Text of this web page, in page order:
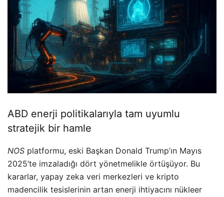
ABD enerji politikalarıyla tam uyumlu
stratejik bir hamle
NOS platformu, eski Başkan Donald Trump’ın Mayıs
2025’te imzaladığı dört yönetmelikle örtüşüyor. Bu
kararlar, yapay zeka veri merkezleri ve kripto
madencilik tesislerinin artan enerji ihtiyacını nükleer